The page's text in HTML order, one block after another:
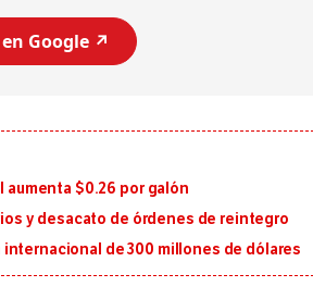
Google ↗️
aumenta $0.26 por galón
y desacato de órdenes de reintegro
de 300 millones de dólares
al sur de Japón, provocando una